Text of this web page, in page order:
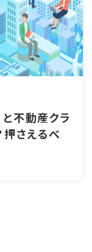
と不動産クラ
押さえるべ